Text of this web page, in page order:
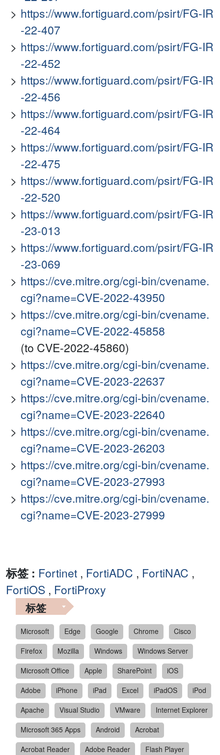
https://www.fortiguard.com/psirt/FG-IR
-22-407
https://www.fortiguard.com/psirt/FG-IR
-22-452
https://www.fortiguard.com/psirt/FG-IR
-22-456
https://www.fortiguard.com/psirt/FG-IR
-22-464
https://www.fortiguard.com/psirt/FG-IR
-22-475
https://www.fortiguard.com/psirt/FG-IR
-22-520
https://www.fortiguard.com/psirt/FG-IR
-23-013
https://www.fortiguard.com/psirt/FG-IR
-23-069
https://cve.mitre.org/cgi-bin/cvename.
cgi?name=CVE-2022-43950
https://cve.mitre.org/cgi-bin/cvename.
cgi?name=CVE-2022-45858
(to CVE-2022-45860)
https://cve.mitre.org/cgi-bin/cvename.
cgi?name=CVE-2023-22637
https://cve.mitre.org/cgi-bin/cvename.
cgi?name=CVE-2023-22640
https://cve.mitre.org/cgi-bin/cvename.
cgi?name=CVE-2023-26203
https://cve.mitre.org/cgi-bin/cvename.
cgi?name=CVE-2023-27993
https://cve.mitre.org/cgi-bin/cvename.
cgi?name=CVE-2023-27999
标签 : Fortinet , FortiADC , FortiNAC ,
FortiOS , FortiProxy
标签
Microsoft Edge Google Chrome
Cisco
Firefox
Mozilla Windows
Windows Server
Microsoft Office
Apple SharePoint
iOS
Adobe
iPhone iPad Excel iPadOS
iPod
Apache
Visual Studio VMware
Internet Explorer
Microsoft 365 Apps
Android
Acrobat
Acrobat Reader
Adobe Reader
Flash Player